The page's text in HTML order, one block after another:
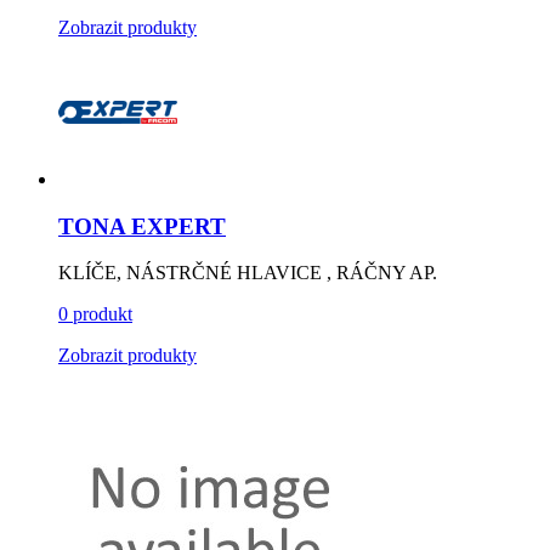
Zobrazit produkty
TONA EXPERT
KLÍČE, NÁSTRČNÉ HLAVICE , RÁČNY AP.
0 produkt
Zobrazit produkty